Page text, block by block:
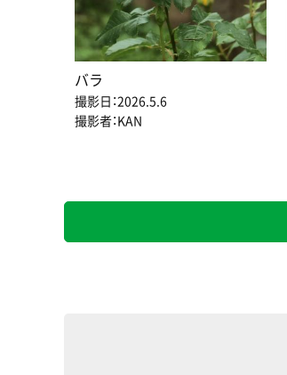
バラ
撮影日：2026.5.6
撮影者：KAN